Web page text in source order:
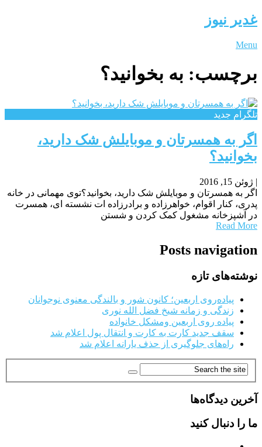
غدیر نیوز
Menu
برچسب: به بخوانید؟
تلگرام جدید
اگر به همسرتان و موبایلش شک دارید،
بخوانید؟
| ژوئن 15, 2016
اگر به همسرتان و موبایلش شک دارید، بخوانید؟توی مهمانی در خانه
پدری، کنار اقوام، خواهرزاده و برادرزاده ات نشسته ای، همسرت
در آشپزخانه مشغول کمک کردن و شستن
Read More
Posts navigation
نوشته‌های تازه
پیاده‌روی اربعین؛ کانون شور و بالندگی معنوی نوجوانان
زندگی و زمانه شیخ فضل الله نوری
پیاده روی اربعین ومشکل خانواده
سقف جدید کارت به کارت و انتقال پول اعلام شد
راه‌های جلوگیری از حذف یارانه اعلام شد
آخرین دیدگاه‌ها
ما را دنبال کنید